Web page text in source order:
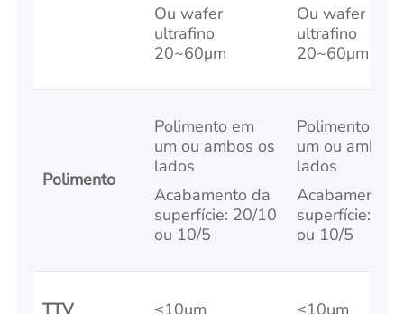
Ou wafer
ultrafino
20~60μm
Ou wafer
ultrafino
20~60μm
Polimento
Polimento em
um ou ambos os
lados
Acabamento da
superfície: 20/10
ou 10/5
Polimento em
um ou ambos
lados
Acabamento
superfície:
ou 10/5
TTV ≤10um ≤10um